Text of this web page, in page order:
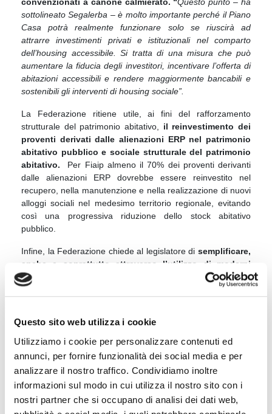
Questo sito web utilizza i cookie
Utilizziamo i cookie per personalizzare contenuti ed
annunci, per fornire funzionalità dei social media e per
analizzare il nostro traffico. Condividiamo inoltre
informazioni sul modo in cui utilizza il nostro sito con i
nostri partner che si occupano di analisi dei dati web,
sottolineato Segalerba – è molto importante perché il Piano
Casa potrà realmente funzionare solo se riuscirà ad
attrarre investimenti privati e istituzionali nel comparto
dell’housing accessibile.
Si tratta di una misura che può
aumentare la fiducia degli investitori, incentivare l’offerta di
abitazioni accessibili e rendere maggiormente bancabili e
sostenibili gli interventi di housing sociale”.
La Federazione ritiene utile, ai fini del rafforzamento
strutturale del patrimonio abitativo, il reinvestimento dei
proventi derivati dalle alienazioni ERP nel patrimonio
abitativo pubblico e sociale strutturale del patrimonio
abitativo. Per Fiaip almeno il 70% dei proventi derivanti
dalle alienazioni ERP dovrebbe essere reinvestito nel
recupero, nella manutenzione e nella realizzazione di nuovi
alloggi sociali nel medesimo territorio regionale, evitando
così una progressiva riduzione dello stock abitativo
pubblico.
Infine, la Federazione chiede al legislatore di semplificare,
anche e soprattutto attraverso l’utilizzo di moderni
strumenti digitali, l’accesso agli archivi edilizi, catastali
e ipotecari
per velocizzare verifiche documentali, due
circolazione degli immobili. Il tutto per favorire una più
efficace attuazione delle misure previste dal decreto
nell’interesse dei cittadini, della qualità dell’abitare e del
corretto funzionamento del mercato immobiliare
Roma, 19 maggio 2026
Fonte: Ufficio Stampa